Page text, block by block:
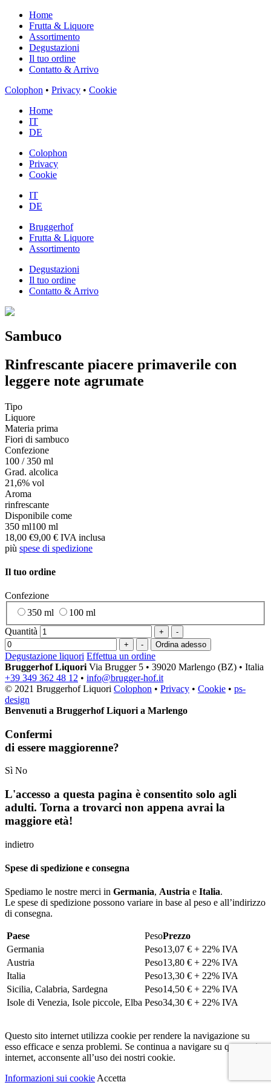
Home
Frutta & Liquore
Assortimento
Degustazioni
Il tuo ordine
Contatto & Arrivo
Colophon • Privacy • Cookie
Home
IT
DE
Colophon
Privacy
Cookie
IT
DE
Bruggerhof
Frutta & Liquore
Assortimento
Degustazioni
Il tuo ordine
Contatto & Arrivo
Sambuco
Rinfrescante piacere primaverile con
leggere note agrumate
Tipo
Liquore
Materia prima
Fiori di sambuco
Confezione
100 / 350 ml
Grad. alcolica
21,6% vol
Aroma
rinfrescante
Disponibile come
350 ml100 ml
18,00 €9,00 € IVA inclusa
più spese di spedizione
Il tuo ordine
Confezione
350 ml
100 ml
Quantità
+
-
+
-
Degustazione liquori Effettua un ordine
Bruggerhof Liquori Via Brugger 5 • 39020 Marlengo (BZ) • Italia
+39 349 362 48 12 • info@brugger-hof.it
© 2021 Bruggerhof Liquori Colophon • Privacy • Cookie • ps-
design
Benvenuti a Bruggerhof Liquori a Marlengo
Confermi
di essere maggiorenne?
Sì No
L'accesso a questa pagina è consentito solo agli
adulti. Torna a trovarci non appena avrai la
maggiore età!
indietro
Spese di spedizione e consegna
Spediamo le nostre merci in Germania, Austria e Italia.
Le spese di spedizione possono variare in base al peso e all’indirizzo
di consegna.
Paese
Prezzo
Germania
13,07 € + 22% IVA
Austria
13,80 € + 22% IVA
Italia
13,30 € + 22% IVA
Sicilia, Calabria, Sardegna
14,50 € + 22% IVA
Isole di Venezia, Isole piccole, Elba
34,30 € + 22% IVA
Questo sito internet utilizza cookie per rendere la navigazione su
esso efficace e senza problemi. Se continua a navigare su questo sito
internet, acconsente all’uso dei nostri cookie.
Informazioni sui cookie Accetta